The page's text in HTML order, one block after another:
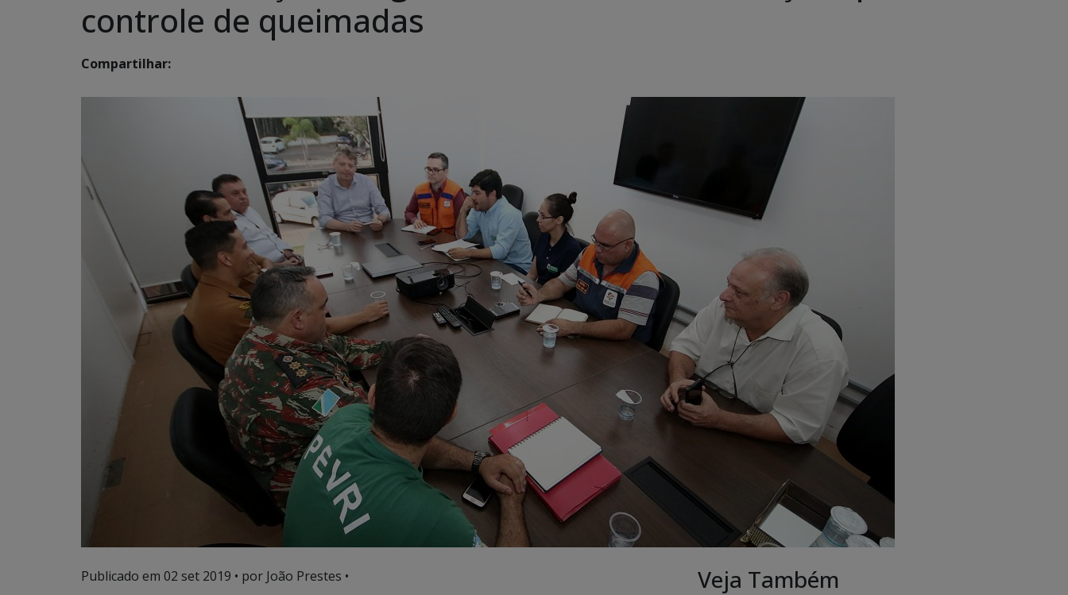
controle de queimadas
Compartilhar:
Publicado em 02 set 2019 • por João Prestes •
Veja Também